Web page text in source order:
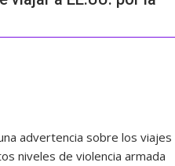
advertencia sobre los viajes
niveles de violencia armada